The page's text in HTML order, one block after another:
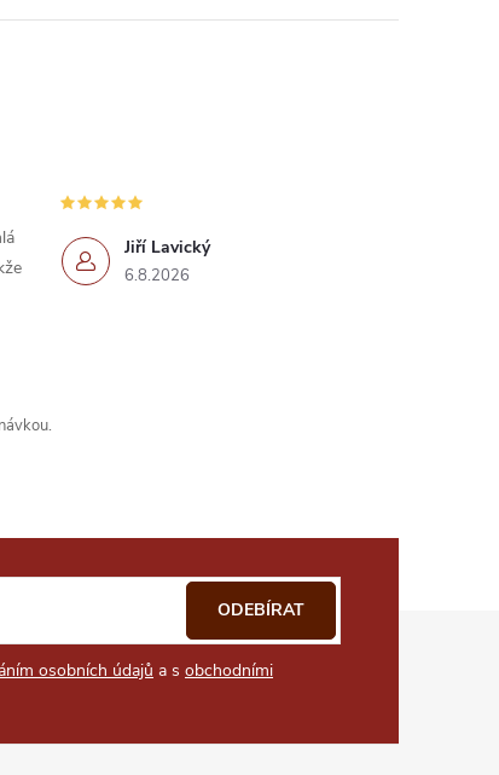
Jiří Lavický
6.8.2026
osobních údajů a s obchodními
ODEBÍRAT